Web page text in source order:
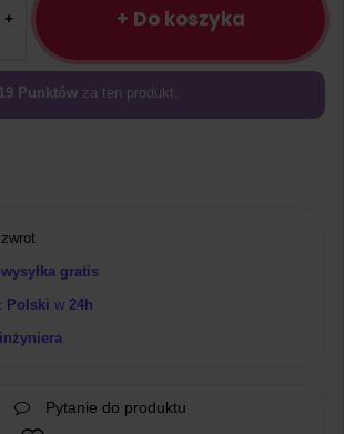
+ Do koszyka
Punktów za ten produkt.
wysyłka gratis
Polski w 24h
inżyniera
Pytanie do produktu